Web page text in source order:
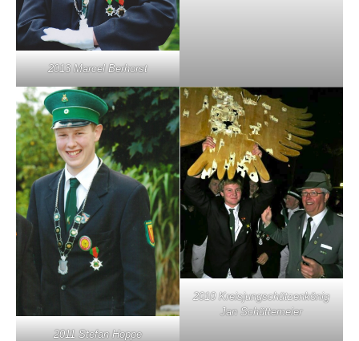
2013 Marcel Berhorst
2011 Stefan Hoppe
2010 Kreisjungschützenkönig
Jan Schüttemeier